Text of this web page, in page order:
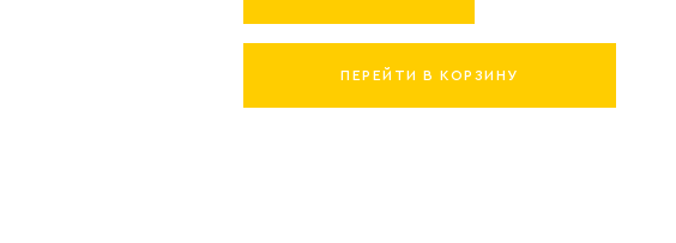
ПЕРЕЙТИ В КОРЗИНУ